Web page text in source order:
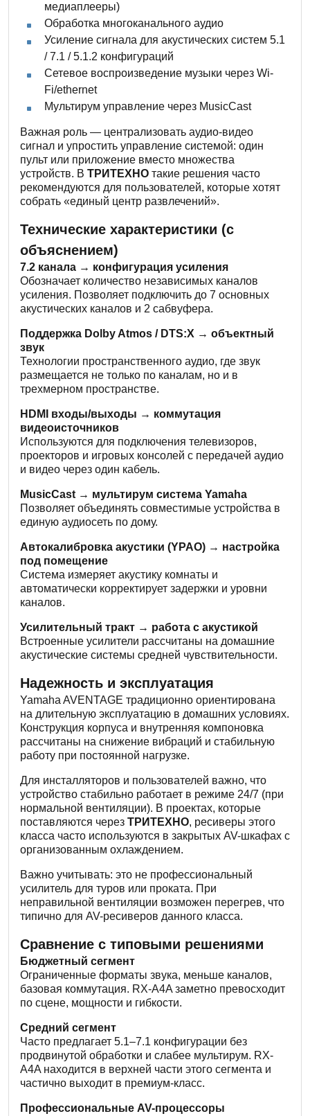
медиаплееры)
Обработка многоканального аудио
Усиление сигнала для акустических систем 5.1
/ 7.1 / 5.1.2 конфигураций
Сетевое воспроизведение музыки через Wi-
Fi/ethernet
Мультирум управление через MusicCast
Важная роль — централизовать аудио-видео
сигнал и упростить управление системой: один
пульт или приложение вместо множества
устройств. В ТРИТЕХНО такие решения часто
рекомендуются для пользователей, которые хотят
собрать «единый центр развлечений».
Технические характеристики (с
объяснением)
7.2 канала → конфигурация усиления
Обозначает количество независимых каналов
усиления. Позволяет подключить до 7 основных
акустических каналов и 2 сабвуфера.
Поддержка Dolby Atmos / DTS:X → объектный
звук
Технологии пространственного аудио, где звук
размещается не только по каналам, но и в
трехмерном пространстве.
HDMI входы/выходы → коммутация
видеоисточников
Используются для подключения телевизоров,
проекторов и игровых консолей с передачей аудио
и видео через один кабель.
MusicCast → мультирум система Yamaha
Позволяет объединять совместимые устройства в
единую аудиосеть по дому.
Автокалибровка акустики (YPAO) → настройка
под помещение
Система измеряет акустику комнаты и
автоматически корректирует задержки и уровни
каналов.
Усилительный тракт → работа с акустикой
Встроенные усилители рассчитаны на домашние
акустические системы средней чувствительности.
Надежность и эксплуатация
Yamaha AVENTAGE традиционно ориентирована
на длительную эксплуатацию в домашних условиях.
Конструкция корпуса и внутренняя компоновка
рассчитаны на снижение вибраций и стабильную
работу при постоянной нагрузке.
Для инсталляторов и пользователей важно, что
устройство стабильно работает в режиме 24/7 (при
нормальной вентиляции). В проектах, которые
поставляются через ТРИТЕХНО, ресиверы этого
класса часто используются в закрытых AV-шкафах с
организованным охлаждением.
Важно учитывать: это не профессиональный
усилитель для туров или проката. При
неправильной вентиляции возможен перегрев, что
типично для AV-ресиверов данного класса.
Сравнение с типовыми решениями
Бюджетный сегмент
Ограниченные форматы звука, меньше каналов,
базовая коммутация. RX-A4A заметно превосходит
по сцене, мощности и гибкости.
Средний сегмент
Часто предлагает 5.1–7.1 конфигурации без
продвинутой обработки и слабее мультирум. RX-
A4A находится в верхней части этого сегмента и
частично выходит в премиум-класс.
Профессиональные AV-процессоры